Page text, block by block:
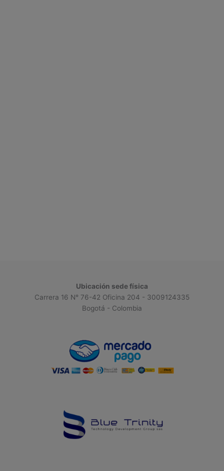
Ubicación sede física
Carrera 16 N° 76-42 Oficina 204 - 3009124335
Bogotá - Colombia